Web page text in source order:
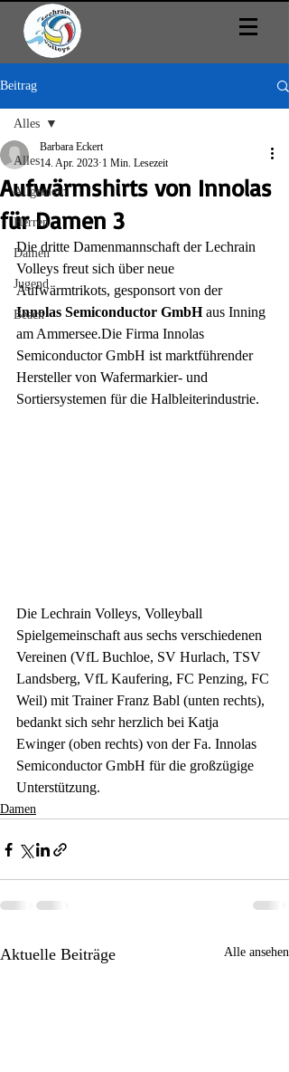
Beitrag
Alles
Allgemein
Herren
Damen
Jugend
Beach
Alles
Aufwärmshirts von Innolas
für Damen 3
Barbara Eckert
14. Apr. 2023 1 Min. Lesezeit
Die dritte Damenmannschaft der Lechrain
Volleys freut sich über neue
Aufwärmtrikots, gesponsort von der
Innolas Semiconductor GmbH aus Inning
am Ammersee.Die Firma Innolas
Semiconductor GmbH ist marktführender
Hersteller von Wafermarkier- und
Sortiersystemen für die Halbleiterindustrie.
Die Lechrain Volleys, Volleyball
Spielgemeinschaft aus sechs verschiedenen
Vereinen (VfL Buchloe, SV Hurlach, TSV
Landsberg, VfL Kaufering, FC Penzing, FC
Weil) mit Trainer Franz Babl (unten rechts),
bedankt sich sehr herzlich bei Katja
Ewinger (oben rechts) von der Fa. Innolas
Semiconductor GmbH für die großzügige
Unterstützung.
Damen
Aktuelle Beiträge Alle ansehen